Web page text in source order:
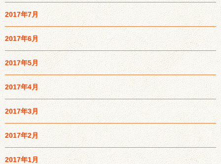
2017年7月
2017年6月
2017年5月
2017年4月
2017年3月
2017年2月
2017年1月